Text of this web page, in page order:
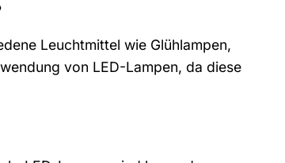
Leuchtmittel wie Glühlampen,
von LED-Lampen, da diese